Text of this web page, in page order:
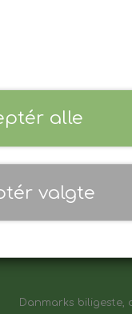
Danmarks biligeste,
alle
valgte